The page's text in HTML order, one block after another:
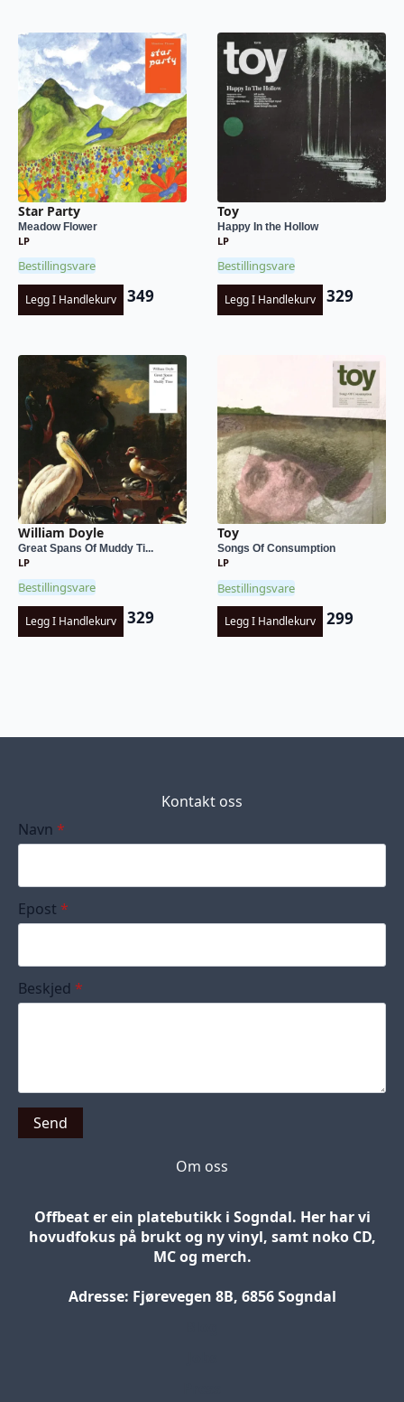
Star Party
Meadow Flower
LP
Bestillingsvare
Legg I Handlekurv 349
Toy
Happy In the Hollow
LP
Bestillingsvare
Legg I Handlekurv 329
William Doyle
Great Spans Of Muddy Ti...
LP
Bestillingsvare
Legg I Handlekurv 329
Toy
Songs Of Consumption
LP
Bestillingsvare
Legg I Handlekurv 299
Kontakt oss
Navn *
Epost *
Beskjed *
Send
Om oss
Offbeat er ein platebutikk i Sogndal. Her har vi
hovudfokus på brukt og ny vinyl, samt noko CD,
MC og merch.
Adresse: Fjørevegen 8B, 6856 Sogndal